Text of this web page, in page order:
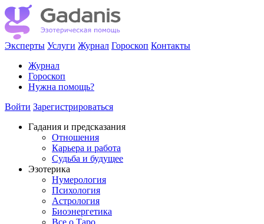
Эксперты Услуги Журнал Гороскоп Контакты
Журнал
Гороскоп
Нужна помощь?
Войти Зарегистрироваться
Гадания и предсказания
Отношения
Карьера и работа
Cудьба и будущее
Эзотерика
Нумерология
Психология
Астрология
Биоэнергетика
Все о Таро